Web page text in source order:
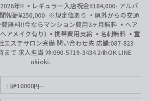
年‼︎ ▪️レギュラー入店祝金¥184,000- アルバ
報酬¥250,000- ※規定値あり ▪️県外からの交通
無料‼︎今ならマンション費用3ヶ月無料 ▪️ヘア
ヘアメイク有り) ▪️携帯費用支給 ▪️名刺無料 ▪️宣
ステサロン完備 問い合わせ先 店舗:087-823-
まで 求人担当 沖:090-5719-3434 24hOK LINE
okioki.
日給10000円